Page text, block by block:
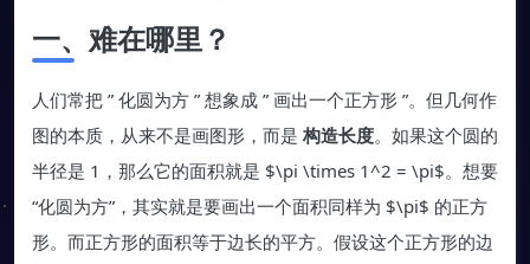
一、难在哪里？
人们常把 ” 化圆为方 ” 想象成 ” 画出一个正方形 ”。但几何作
图的本质，从来不是画图形，而是 构造长度。如果这个圆的
半径是 1，那么它的面积就是 $\pi \times 1^2 = \pi$。想要
“化圆为方”，其实就是要画出一个面积同样为 $\pi$ 的正方
形。而正方形的面积等于边长的平方。假设这个正方形的边